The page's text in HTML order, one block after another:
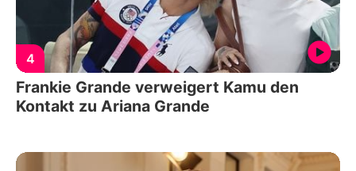
4
Frankie Grande verweigert Kamu den
Kontakt zu Ariana Grande